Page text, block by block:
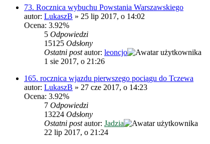
73. Rocznica wybuchu Powstania Warszawskiego
autor: LukaszB » 25 lip 2017, o 14:02
Ocena: 3.92%
5 Odpowiedzi
15125 Odsłony
Ostatni postautor: leoncjo
1 sie 2017, o 21:26
165. rocznica wjazdu pierwszego pociągu do Tczewa
autor: LukaszB » 27 cze 2017, o 14:23
Ocena: 3.92%
7 Odpowiedzi
13224 Odsłony
Ostatni postautor: Jadzia
22 lip 2017, o 21:24